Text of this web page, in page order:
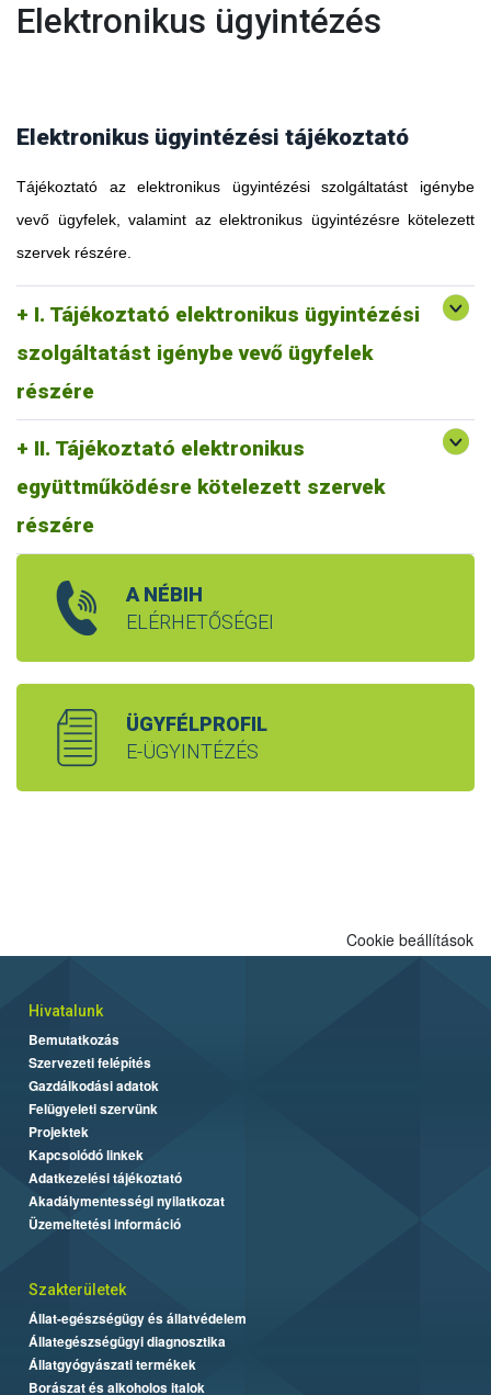
Elektronikus ügyintézés
Elektronikus ügyintézési tájékoztató
Tájékoztató az elektronikus ügyintézési szolgáltatást igénybe
vevő ügyfelek, valamint az elektronikus ügyintézésre kötelezett
szervek részére.
I. Tájékoztató elektronikus ügyintézési
szolgáltatást igénybe vevő ügyfelek
részére
II. Tájékoztató elektronikus
együttműködésre kötelezett szervek
részére
A NÉBIH
ELÉRHETŐSÉGEI
ÜGYFÉLPROFIL
E-ÜGYINTÉZÉS
Cookie beállítások
Hivatalunk
Bemutatkozás
Szervezeti felépítés
Gazdálkodási adatok
Felügyeleti szervünk
Projektek
Kapcsolódó linkek
Adatkezelési tájékoztató
Akadálymentességi nyilatkozat
Üzemeltetési információ
Szakterületek
Állat-egészségügy és állatvédelem
Állategészségügyi diagnosztika
Állatgyógyászati termékek
Borászat és alkoholos italok